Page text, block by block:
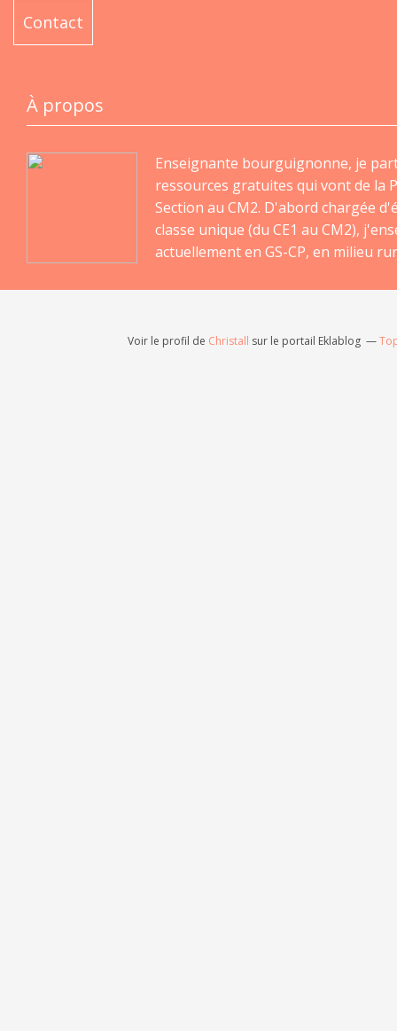
Contact
À propos
Enseignante bourguignonne, je
ressources gratuites qui vont de la
Section au CM2. D'abord chargée
classe unique (du CE1 au CM2),
actuellement en GS-CP, en milieu
Voir le profil de Christall sur le portail Eklablog